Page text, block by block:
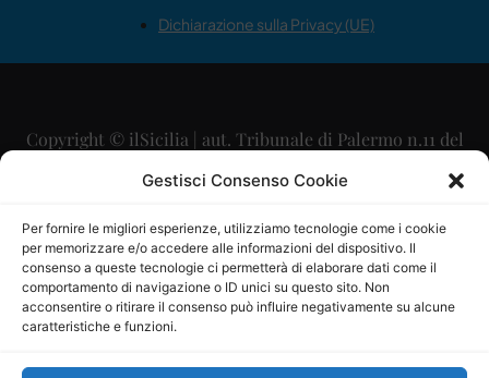
Gestisci Consenso Cookie
Per fornire le migliori esperienze, utilizziamo tecnologie come i cookie
per memorizzare e/o accedere alle informazioni del dispositivo. Il
consenso a queste tecnologie ci permetterà di elaborare dati come il
comportamento di navigazione o ID unici su questo sito. Non
acconsentire o ritirare il consenso può influire negativamente su alcune
caratteristiche e funzioni.
Dichiarazione sulla Privacy (UE)
Copyright © ilSicilia | aut. Tribunale di Palermo n.11 del
29/09/2015
Direttore Editoriale: Maurizio Scaglione
Direttore Responsabile: Maria Calabrese